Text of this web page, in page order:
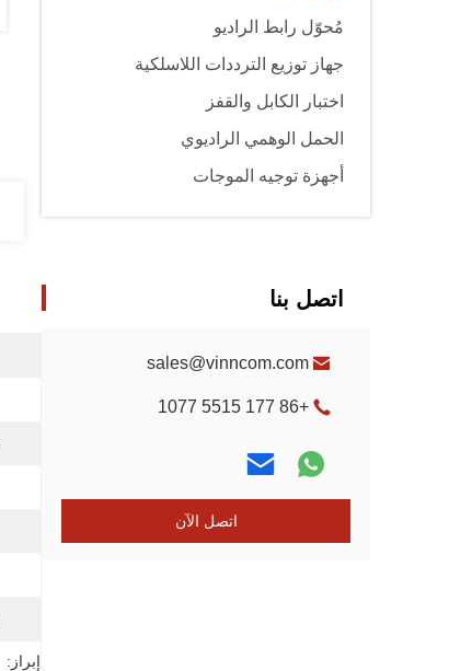
مُحوّل رابط الراديو
جهاز توزيع الترددات اللاسلكية
اختبار الكابل والقفز
الحمل الوهمي الراديوي
أجهزة توجيه الموجات
اتصل بنا
sales@vinncom.com
+86 177 5515 1077
اتصل الآن
إبراز: